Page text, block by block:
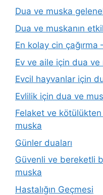
Dua ve muska
Dua ve muskanın
En kolay cin çağırma
Ev ve aile için dua ve
Evcil hayvanlar için
Evlilik için dua ve
Felaket ve
muska
Günler duaları
Güvenli ve bereketli
muska
Hastalığın Geçmesi